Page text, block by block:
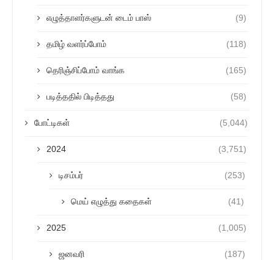
எழுத்தாளர்களுடன் டைம் பாஸ் (9)
தமிழ் வளர்ப்போம் (118)
தெரிஞ்சிப்போம் வாங்க (165)
படித்ததில் பிடித்தது (58)
போட்டிகள் (5,044)
2024 (3,751)
டிசம்பர் (253)
மெய் எழுத்து கதைகள் (41)
2025 (1,005)
ஜனவரி (187)